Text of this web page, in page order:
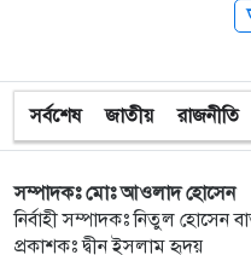
সর্বশেষ জাতীয় রাজনীতি
সম্পাদকঃ মোঃ আওলাদ হোসেন
নির্বাহী সম্পাদকঃ নিতুল হোসেন
প্রকাশকঃ দ্বীন ইসলাম হৃদয়